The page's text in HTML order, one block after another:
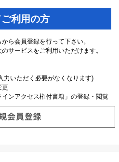
利用の方
ら会員登録を行って下さい。
サービスをご利用いただけます。
いただく必要がなくなります)
更
ンアクセス権付書籍」の登録・閲覧